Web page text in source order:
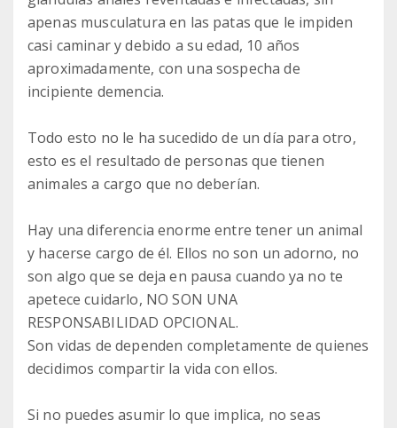
apenas musculatura en las patas que le impiden
casi caminar y debido a su edad, 10 años
aproximadamente, con una sospecha de
incipiente demencia.
Todo esto no le ha sucedido de un día para otro,
esto es el resultado de personas que tienen
animales a cargo que no deberían.
Hay una diferencia enorme entre tener un animal
y hacerse cargo de él. Ellos no son un adorno, no
son algo que se deja en pausa cuando ya no te
apetece cuidarlo, NO SON UNA
RESPONSABILIDAD OPCIONAL.
Son vidas de dependen completamente de quienes
decidimos compartir la vida con ellos.
Si no puedes asumir lo que implica, no seas